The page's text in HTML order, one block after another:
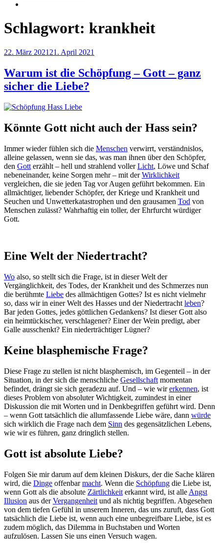
Schlagwort: krankheit
Veröffentlicht
22. März 2021 21. April 2021
Warum ist die Schöpfung – Gott – ganz
sicher die Liebe?
Könnte Gott nicht auch der Hass sein?
Immer wieder fühlen sich die Menschen verwirrt, verständnislos,
alleine gelassen, wenn sie das, was man ihnen über den Schöpfer,
den Gott erzählt – hell und strahlend vollerLicht, Löwe und Schaf
nebeneinander, keine Sorgen mehr – mit derWirklichkeit
vergleichen, die sie jeden Tag vor Augen geführt bekommen. Ein
allmächtiger, liebender Schöpfer, der Kriege und Krankheit und
Seuchen und Unwetterkatastrophen und den grausamen Tod von
Menschen zulässt? Wahrhaftig ein toller, der Ehrfurcht würdiger
Gott.
Eine Welt der Niedertracht?
Wo also, so stellt sich die Frage, ist in dieser Welt der
Vergänglichkeit, des Todes, der Krankheit und des Schmerzes nun
die berühmte Liebe des allmächtigen Gottes? Ist es nicht vielmehr
so, dass wir in einer Welt des Hasses und der Niedertracht leben?
Bar jeden Gottes, jedes göttlichen Gedankens? Ist dieser Gott also
ein heimtückischer, verschlagener? Einer der Wein predigt, aber
Galle ausschenkt? Ein niederträchtiger Lügner?
Keine blasphemische Frage?
Diese Frage zu stellen ist nicht blasphemisch, im Gegenteil – in der
Situation, in der sich die menschliche Gesellschaft momentan
befindet, drängt sie sich geradezu auf. Und – wie wirerkennen, ist
dieses Problem von absoluter Wichtigkeit, zumindest in einer
Diskussion die mit Worten und in Denkbegriffen geführt wird. Denn
– wenn Gott tatsächlich die allumfassende Liebe wäre, dann würde
sich wirklich die Frage nach dem Sinn des gegensätzlichen Lebens,
wie wir es führen, ganz dringlich stellen.
Gott ist absolute Liebe?
Folgen Sie mir darum auf dem kleinen Diskurs, der die Sache klären
wird, die Dinge offenbarmacht. Wenn die Schöpfung die Liebe ist,
wenn Gott als die absolute Zärtlichkeit erkannt wird, ist alle Angst
Illusion aus derVergangenheit und als nichtig begriffen. Abgesehen
von dem tiefen Gefühl in unserem Inneren, das uns zuruft, dass Gott
tatsächlich die Liebe ist, wenn auch eine unbegreifbare Liebe, ist es
zudem möglich, das Dilemma in Buchstaben und Worten
aufzulösen. Lassen Sie uns einen Versuch wagen.